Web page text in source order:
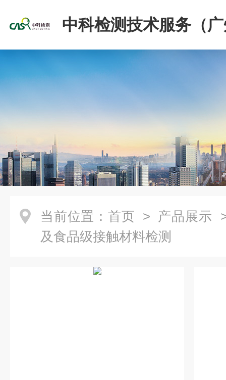
中科检测技术服务（
份有限公司
当前位置： 首页 > 产品展示
及食品级接触材料检测